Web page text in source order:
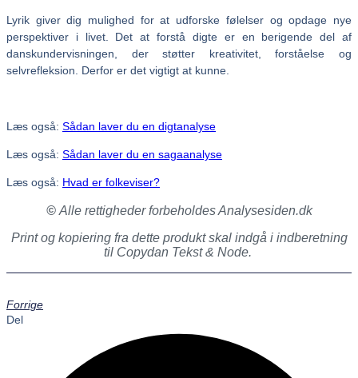
Lyrik giver dig mulighed for at udforske følelser og opdage nye
perspektiver i livet. Det at forstå digte er en berigende del af
danskundervisningen, der støtter kreativitet, forståelse og
selvrefleksion. Derfor er det vigtigt at kunne.
Læs også: Sådan laver du en digtanalyse
Læs også: Sådan laver du en sagaanalyse
Læs også: Hvad er folkeviser?
© Alle rettigheder forbeholdes Analysesiden.dk
Print og kopiering fra dette produkt skal indgå i indberetning
til Copydan Tekst & Node.
Forrige
Del